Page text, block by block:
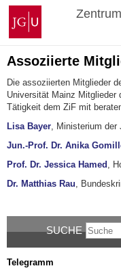
Zum
Inhalt
springen
Johannes
Gutenberg-
Universität
Mainz
Assoziierte
Die assoziierten Mitglieder
Universität Mainz Mitglieder
Tätigkeit dem ZiF mit
Lisa Bayer , Ministerium
Jun.-Prof. Dr. Anika
Prof. Dr. Jessica Hamed ,
Dr. Matthias Rau ,
SUCHE
Telegramm